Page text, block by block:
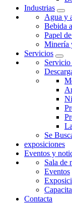
Industrias
Agua y
Bebida
Papel
Minería
Servicios
Se
exposiciones
Eventos y
Sala de
Eventos
Contacta